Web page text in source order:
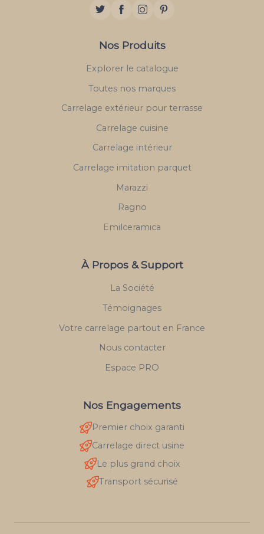
Nos Produits
Explorer le catalogue
Toutes nos marques
Carrelage extérieur pour terrasse
Carrelage cuisine
Carrelage intérieur
Carrelage imitation parquet
Marazzi
Ragno
Emilceramica
À Propos & Support
La Société
Témoignages
Votre carrelage partout en France
Nous contacter
Espace PRO
Nos Engagements
Premier choix garanti
Carrelage direct usine
Le plus grand choix
Transport sécurisé